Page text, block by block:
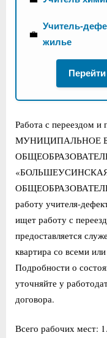
💼
Учитель-
жилье
Работа с переездом и
МУНИЦИПАЛЬНОЕ
работу учителя-
ищет работу с
предоставляется
квартира со всеми
Подробности о
уточняйте у
договора.
Всего рабочих мест: 1.